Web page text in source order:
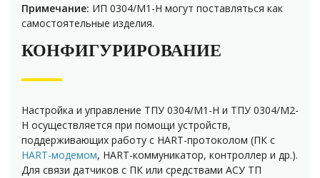
Примечание: ИП 0304/М1-Н могут поставляться как
самостоятельные изделия.
КОНФИГУРИРОВАНИЕ
Настройка и управление ТПУ 0304/М1-Н и ТПУ 0304/М2-
Н осуществляется при помощи устройств,
поддерживающих работу с HART-протоколом (ПК с
HART-модемом, HART-коммуникатор, контроллер и др.).
Для связи датчиков с ПК или средствами АСУ ТП